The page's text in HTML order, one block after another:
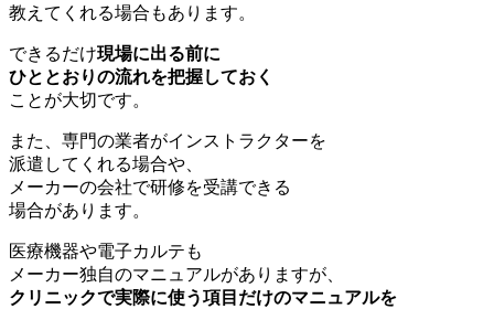
教えてくれる場合もあります。
できるだけ現場に出る前に
ひととおりの流れを把握しておく
ことが大切です。
また、専門の業者がインストラクターを
派遣してくれる場合や、
メーカーの会社で研修を受講できる
場合があります。
医療機器や電子カルテも
メーカー独自のマニュアルがありますが、
クリニックで実際に使う項目だけのマニュアルを